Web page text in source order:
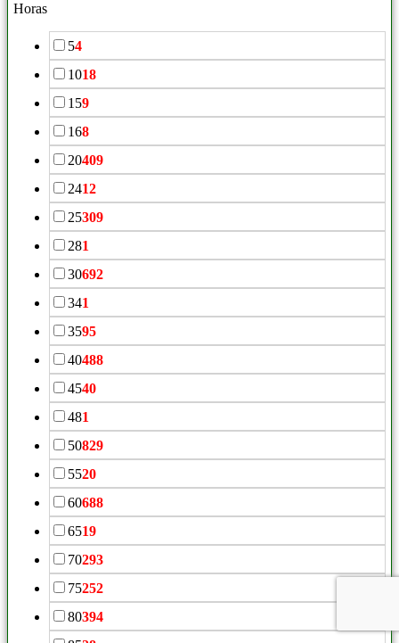
Horas
54
1018
159
168
20409
2412
25309
281
30692
341
3595
40488
4540
481
50829
5520
60688
6519
70293
75252
80394